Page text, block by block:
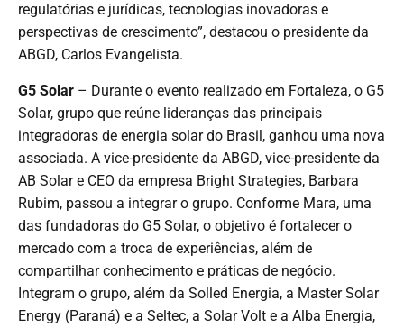
regulatórias e jurídicas, tecnologias inovadoras e
perspectivas de crescimento”, destacou o presidente da
ABGD, Carlos Evangelista.
G5 Solar – Durante o evento realizado em Fortaleza, o G5
Solar, grupo que reúne lideranças das principais
integradoras de energia solar do Brasil, ganhou uma nova
associada. A vice-presidente da ABGD, vice-presidente da
AB Solar e CEO da empresa Bright Strategies, Barbara
Rubim, passou a integrar o grupo. Conforme Mara, uma
das fundadoras do G5 Solar, o objetivo é fortalecer o
mercado com a troca de experiências, além de
compartilhar conhecimento e práticas de negócio.
Integram o grupo, além da Solled Energia, a Master Solar
Energy (Paraná) e a Seltec, a Solar Volt e a Alba Energia,